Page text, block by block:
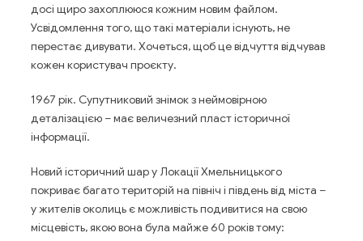
досі щиро захоплююся кожним новим файлом.
Усвідомлення того, що такі матеріали існують, не
перестає дивувати. Хочеться, щоб це відчуття відчував
кожен користувач проєкту.
1967 рік. Супутниковий знімок з неймовірною
деталізацією – має величезний пласт історичної
інформації.
Новий історичний шар у Локації Хмельницького
покриває багато територій на північ і південь від міста –
у жителів околиць є можливість подивитися на свою
місцевість, якою вона була майже 60 років тому: